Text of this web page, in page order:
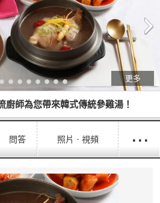
更多
廚師為您帶來韓式傳統參雞湯！
問答 照片ㆍ視頻 ···